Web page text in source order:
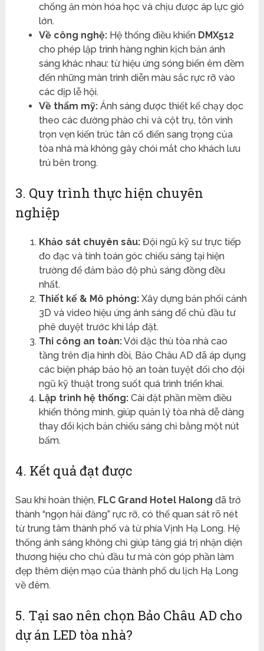
chống ăn mòn hóa học và chịu được áp lực gió
lớn.
Về công nghệ: Hệ thống điều khiển DMX512
cho phép lập trình hàng nghìn kịch bản ánh
sáng khác nhau: từ hiệu ứng sóng biển êm đềm
đến những màn trình diễn màu sắc rực rỡ vào
các dịp lễ hội.
Về thẩm mỹ: Ánh sáng được thiết kế chạy dọc
theo các đường phào chỉ và cột trụ, tôn vinh
trọn vẹn kiến trúc tân cổ điển sang trọng của
tòa nhà mà không gây chói mắt cho khách lưu
trú bên trong.
3. Quy trình thực hiện chuyên
nghiệp
Khảo sát chuyên sâu: Đội ngũ kỹ sư trực tiếp
đo đạc và tính toán góc chiếu sáng tại hiện
trường để đảm bảo độ phủ sáng đồng đều
nhất.
Thiết kế & Mô phỏng: Xây dựng bản phối cảnh
3D và video hiệu ứng ánh sáng để chủ đầu tư
phê duyệt trước khi lắp đặt.
Thi công an toàn:Với đặc thù tòa nhà cao
tầng trên địa hình đồi, Bảo Châu AD đã áp dụng
các biện pháp bảo hộ an toàn tuyệt đối cho đội
ngũ kỹ thuật trong suốt quá trình triển khai.
Lập trình hệ thống: Cài đặt phần mềm điều
khiển thông minh, giúp quản lý tòa nhà dễ dàng
thay đổi kịch bản chiếu sáng chỉ bằng một nút
bấm.
4. Kết quả đạt được
Sau khi hoàn thiện, FLC Grand Hotel Halong đã trở
thành “ngọn hải đăng” rực rỡ, có thể quan sát rõ nét
từ trung tâm thành phố và từ phía Vịnh Hạ Long. Hệ
thống ánh sáng không chỉ giúp tăng giá trị nhận diện
thương hiệu cho chủ đầu tư mà còn góp phần làm
đẹp thêm diện mạo của thành phố du lịch Hạ Long
về đêm.
5. Tại sao nên chọn Bảo Châu AD cho
dự án LED tòa nhà?